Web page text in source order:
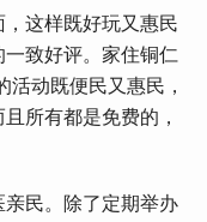
这样既好玩又惠民
致好评。家住铜仁
活动既便民又惠民，
所有都是免费的，
民。除了定期举办